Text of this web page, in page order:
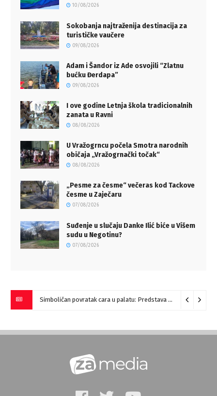
10/08/2026
Sokobanja najtraženija destinacija za
turističke vaučere
09/08/2026
Adam i Šandor iz Ade osvojili “Zlatnu
bućku Đerdapa”
09/08/2026
I ove godine Letnja škola tradicionalnih
zanata u Ravni
08/08/2026
U Vražogrncu počela Smotra narodnih
običaja „Vražogrnački točak“
08/08/2026
„Pesme za česme“ večeras kod Tackove
česme u Zaječaru
07/08/2026
Suđenje u slučaju Danke Ilić biće u Višem
sudu u Negotinu?
07/08/2026
Simboličan povratak cara u palatu: Predstava “Galerije” na Romulijani